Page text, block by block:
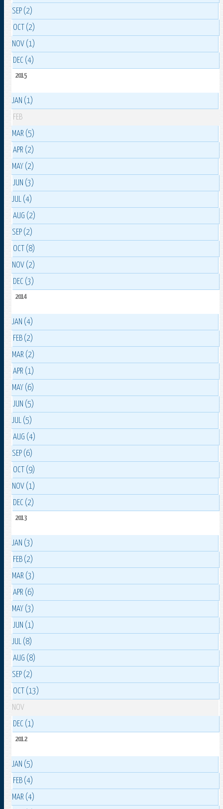
SEP (2)
OCT (2)
NOV (1)
DEC (4)
2015
JAN (1)
FEB
MAR (5)
APR (2)
MAY (2)
JUN (3)
JUL (4)
AUG (2)
SEP (2)
OCT (8)
NOV (2)
DEC (3)
2014
JAN (4)
FEB (2)
MAR (2)
APR (1)
MAY (6)
JUN (5)
JUL (5)
AUG (4)
SEP (6)
OCT (9)
NOV (1)
DEC (2)
2013
JAN (3)
FEB (2)
MAR (3)
APR (6)
MAY (3)
JUN (1)
JUL (8)
AUG (8)
SEP (2)
OCT (13)
NOV
DEC (1)
2012
JAN (5)
FEB (4)
MAR (4)